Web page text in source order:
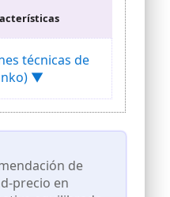
artículos de
DE PRIMERA
en vinilo duradero y
coleccionable está
soportar el desgaste
los fans como para
FANS DE SONIC
- Ideal para fiestas,
técnicas de
▼
de
precio en